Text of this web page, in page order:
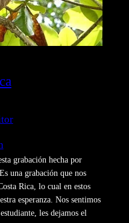
grabación hecha por
una grabación que nos
Rica, lo cual en estos
esperanza. Nos sentimos
les dejamos el